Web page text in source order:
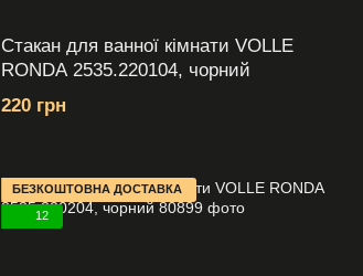
Стакан для ванної кімнати VOLLE
RONDA 2535.220104, чорний
220 грн
БЕЗКОШТОВНА ДОСТАВКА
12